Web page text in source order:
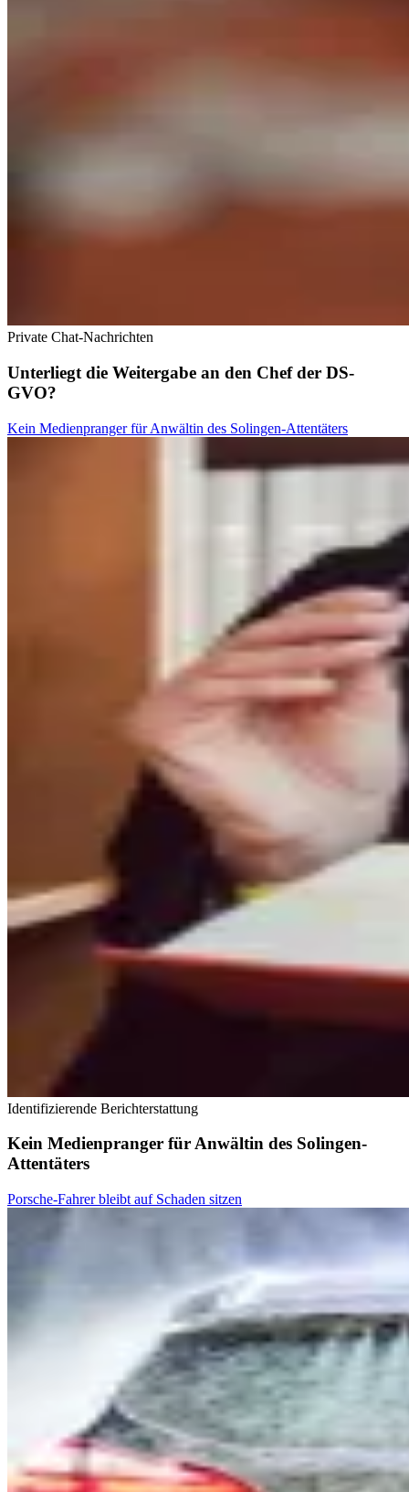
Private Chat-Nachrichten
Unterliegt die Weitergabe an den Chef der DS-
GVO?
Kein Medienpranger für Anwältin des Solingen-Attentäters
Identifizierende Berichterstattung
Kein Medienpranger für Anwältin des Solingen-
Attentäters
Porsche-Fahrer bleibt auf Schaden sitzen